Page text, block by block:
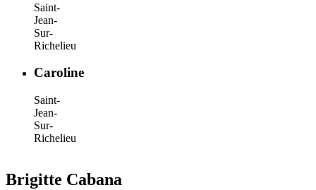
Saint-
Jean-
Sur-
Richelieu
Caroline
Saint-
Jean-
Sur-
Richelieu
Brigitte Cabana